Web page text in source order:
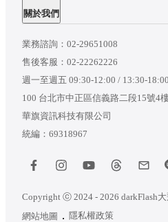
關於我們
業務諮詢： 02-29651008
售後客服： 02-22262226
週一至週五 09:30-12:00 / 13:30-18:00
100 台北市中正區信義路二段15號4
華旗資訊科技有限公司
統編：69318967
Copyright ⓒ 2024 - 2026 darkFlash
網站地圖
隱私權政策